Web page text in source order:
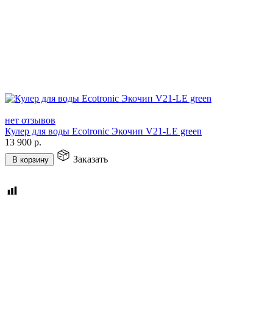
нет отзывов
Кулер для воды Ecotronic Экочип V21-LE green
13 900 р.
В корзину Заказать